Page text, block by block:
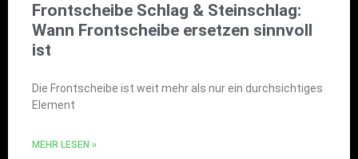
Frontscheibe Schlag & Steinschlag:
Wann Frontscheibe ersetzen sinnvoll
ist
Die Frontscheibe ist weit mehr als nur ein durchsichtiges
Element
MEHR LESEN »